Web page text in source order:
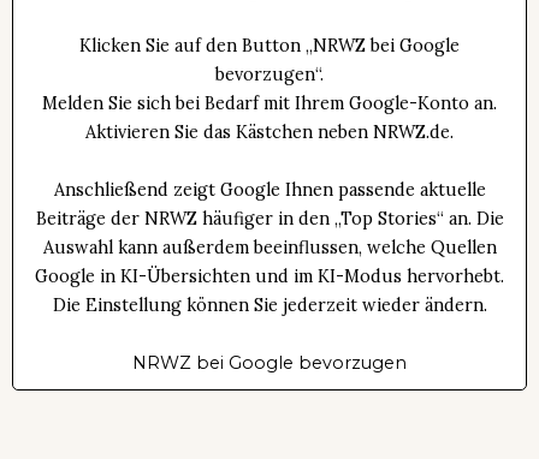
Klicken Sie auf den Button „NRWZ bei Google
bevorzugen“.
Melden Sie sich bei Bedarf mit Ihrem Google-Konto an.
Aktivieren Sie das Kästchen neben NRWZ.de.
Anschließend zeigt Google Ihnen passende aktuelle
Beiträge der NRWZ häufiger in den „Top Stories“ an. Die
Auswahl kann außerdem beeinflussen, welche Quellen
Google in KI-Übersichten und im KI-Modus hervorhebt.
Die Einstellung können Sie jederzeit wieder ändern.
NRWZ bei Google bevorzugen